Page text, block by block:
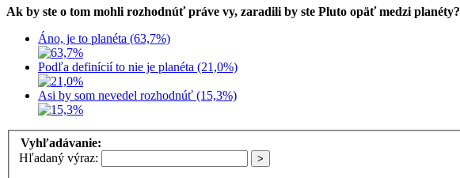
Ak by ste o tom mohli rozhodnúť práve vy, zaradili by ste Pluto opäť medzi planéty?
Áno, je to planéta (63,7%)
Podľa definícií to nie je planéta (21,0%)
Asi by som nevedel rozhodnúť (15,3%)
Vyhľadávanie:
Hľadaný výraz: